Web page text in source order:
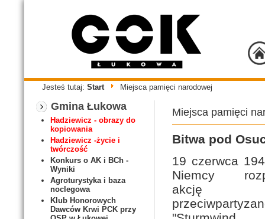
Jesteś tutaj: Start Miejsca pamięci narodowej
Gmina Łukowa
Hadziewicz - obrazy do
kopiowania
Hadziewicz -życie i
twórczość
Konkurs o AK i BCh -
Wyniki
Agroturystyka i baza
noclegowa
Klub Honorowych
Dawców Krwi PCK przy
Miejsca pamięci
Bitwa pod
19 czerwca
Niemcy
akcję